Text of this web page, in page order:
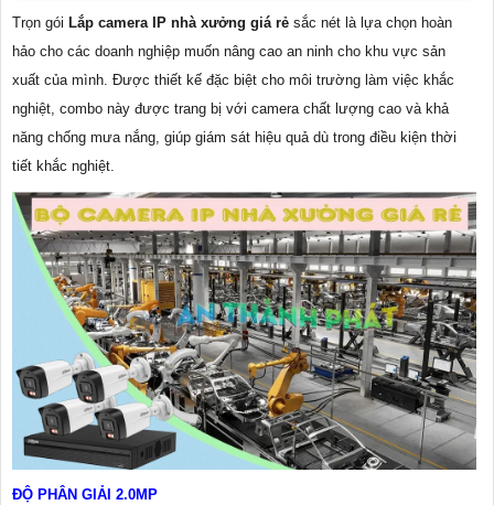
Trọn gói Lắp camera IP nhà xưởng giá rẻ sắc nét là lựa chọn hoàn
hảo cho các doanh nghiệp muốn nâng cao an ninh cho khu vực sản
xuất của mình. Được thiết kế đặc biệt cho môi trường làm việc khắc
nghiệt, combo này được trang bị với camera chất lượng cao và khả
năng chống mưa nắng, giúp giám sát hiệu quả dù trong điều kiện thời
tiết khắc nghiệt.
ĐỘ PHÂN GIẢI 2.0MP